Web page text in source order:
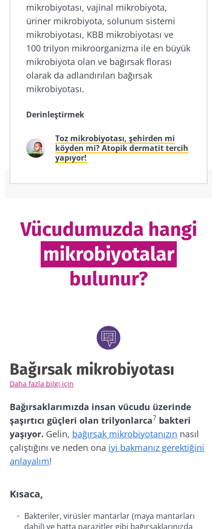
mikrobiyotası, vajinal mikrobiyota,
üriner mikrobiyota, solunum sistemi
mikrobiyotası, KBB mikrobiyotası ve
100 trilyon mikroorganizma ile en büyük
mikrobiyota olan ve bağırsak florası
olarak da adlandırılan bağırsak
mikrobiyotası.
Derinleştirmek
Toz mikrobiyotası, şehirden mi
köyden mi? Atopik dermatit tercih
yapıyor!
Vücudumuzda hangi
mikrobiyotalar
bulunur?
Bağırsak mikrobiyotası
Daha fazla bilgi için
Bağırsaklarımızda insan vücudu üzerinde
şaşırtıcı güçleri olan trilyonlarca7 bakteri
yaşıyor. Gelin, bağırsak mikrobiyotanızın nasıl
çalıştığını ve neden ona iyi bakmanız gerektiğini
anlayalım!
Kısaca,
Bakteriler, virüsler mantarlar (maya mantarları
dahil) ve hatta parazitler gibi bağırsaklarınızda